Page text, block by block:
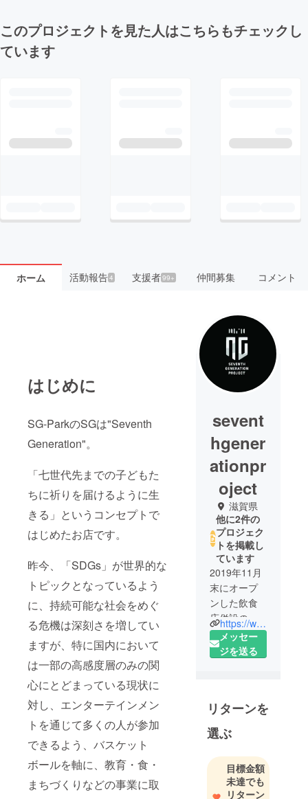
このプロジェクトを見た人はこちらもチェックし
ています
ホーム 活動報告4 支援者99+ 仲間募集 コメント
はじめに
SG-ParkのSGは"Seventh
Generation"。
「七世代先までの子どもた
ちに祈りを届けるように生
きる」というコンセプトで
はじめたお店です。
昨今、「SDGs」が世界的な
トピックとなっているよう
に、持続可能な社会をめぐ
る危機は深刻さを増してい
ますが、特に国内において
は一部の高感度層のみの関
心にとどまっている現状に
対し、エンターテインメン
トを通じて多くの人が参加
できるよう、バスケット
ボールを軸に、教育・食・
まちづくりなどの事業に取
sevent
hgener
ationpr
oject
滋賀県
他に2件の
プロジェク
トを掲載し
ています
2019年11月
末にオープ
ンした飲食
店併設のバ
スケコート
施設です。
は180インチ
のプロジェ
クター完備
で、子ども
向けの映像
も流せま
https://www.instagram.com/seventh_generation_park/
メッセー
ジを送る
リターンを
選ぶ
目標金額
未達でも
リターン